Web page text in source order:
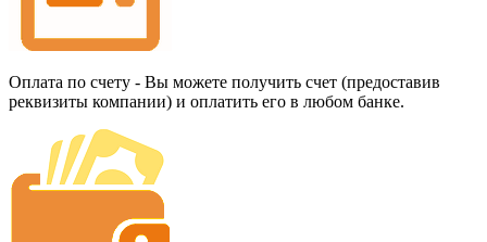
Оплата по счету - Вы можете получить счет (предоставив
реквизиты компании) и оплатить его в любом банке.